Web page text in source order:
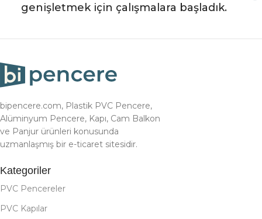
genişletmek için çalışmalara başladık.
bipencere.com, Plastik PVC Pencere,
Alüminyum Pencere, Kapı, Cam Balkon
ve Panjur ürünleri konusunda
uzmanlaşmış bir e-ticaret sitesidir.
Kategoriler
PVC Pencereler
PVC Kapılar